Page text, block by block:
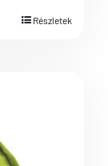
Részletek